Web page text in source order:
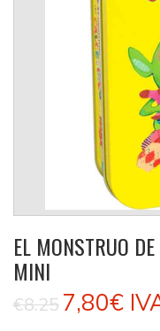
EL MONSTRUO
MINI
€8.25 7,80€